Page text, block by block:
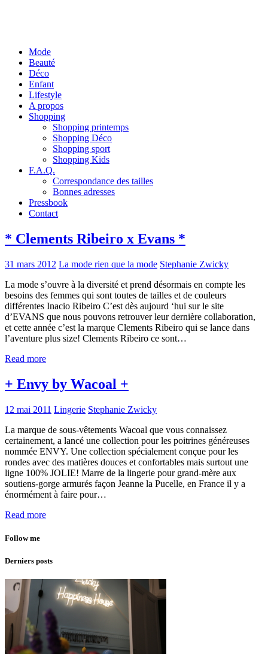
Mode
Beauté
Déco
Enfant
Lifestyle
A propos
Shopping
Shopping printemps
Shopping Déco
Shopping sport
Shopping Kids
F.A.Q.
Correspondance des tailles
Bonnes adresses
Pressbook
Contact
* Clements Ribeiro x Evans *
31 mars 2012 La mode rien que la mode Stephanie Zwicky
La mode s’ouvre à la diversité et prend désormais en compte les
besoins des femmes qui sont toutes de tailles et de couleurs
différentes Inacio Ribeiro C’est dès aujourd ‘hui sur le site
d’EVANS que nous pouvons retrouver leur dernière collaboration,
et cette année c’est la marque Clements Ribeiro qui se lance dans
l’aventure plus size! Clements Ribeiro ce sont…
Read more
+ Envy by Wacoal +
12 mai 2011 Lingerie Stephanie Zwicky
La marque de sous-vêtements Wacoal que vous connaissez
certainement, a lancé une collection pour les poitrines généreuses
nommée ENVY. Une collection spécialement conçue pour les
rondes avec des matières douces et confortables mais surtout une
ligne 100% JOLIE! Marre de la lingerie pour grand-mère aux
soutiens-gorge armurés façon Jeanne la Pucelle, en France il y a
énormément à faire pour…
Read more
Follow me
Derniers posts